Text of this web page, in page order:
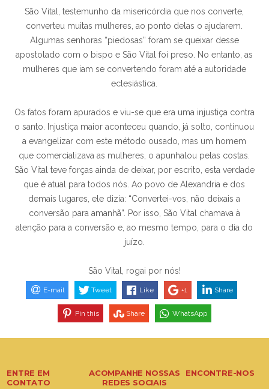
São Vital, testemunho da misericórdia que nos converte,
converteu muitas mulheres, ao ponto delas o ajudarem.
Algumas senhoras “piedosas” foram se queixar desse
apostolado com o bispo e São Vital foi preso. No entanto, as
mulheres que iam se convertendo foram até a autoridade
eclesiástica.
Os fatos foram apurados e viu-se que era uma injustiça contra
o santo. Injustiça maior aconteceu quando, já solto, continuou
a evangelizar com este método ousado, mas um homem
que comercializava as mulheres, o apunhalou pelas costas.
São Vital teve forças ainda de deixar, por escrito, esta verdade
que é atual para todos nós. Ao povo de Alexandria e dos
demais lugares, ele dizia: “Convertei-vos, não deixais a
conversão para amanhã”. Por isso, São Vital chamava à
atenção para a conversão e, ao mesmo tempo, para o dia do
juízo.
São Vital, rogai por nós!
E-mail Tweet Like +1 Share
Pin this Share WhatsApp
ENTRE EM
CONTATO
ACOMPANHE NOSSAS
REDES SOCIAIS
ENCONTRE-NOS